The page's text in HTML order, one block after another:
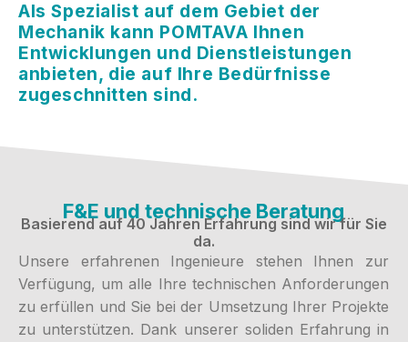
Als Spezialist auf dem Gebiet der
Mechanik kann POMTAVA Ihnen
Entwicklungen und Dienstleistungen
anbieten, die auf Ihre Bedürfnisse
zugeschnitten sind.
F&E und technische Beratung
Basierend auf 40 Jahren Erfahrung sind wir für Sie
da.
Unsere erfahrenen Ingenieure stehen Ihnen zur
Verfügung, um alle Ihre technischen Anforderungen
zu erfüllen und Sie bei der Umsetzung Ihrer Projekte
zu unterstützen. Dank unserer soliden Erfahrung in